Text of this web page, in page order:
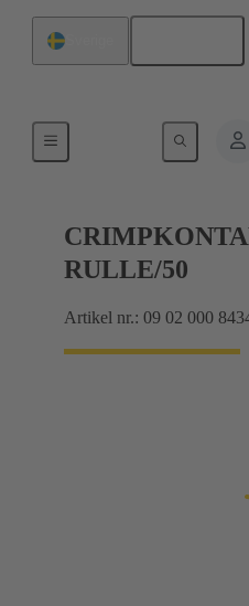
RULLE/50
Artikel nr.: 09 02 000